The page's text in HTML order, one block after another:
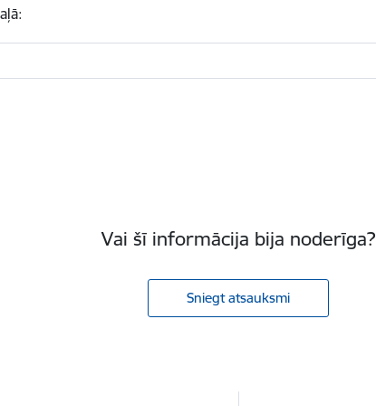
Vai šī informācija bija noderīga?
Sniegt atsauksmi